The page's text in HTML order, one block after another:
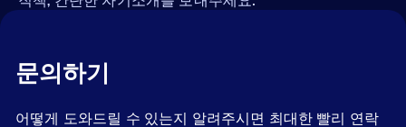
문의하기
어떻게 도와드릴 수 있는지 알려주시면 최대한 빨리 연락